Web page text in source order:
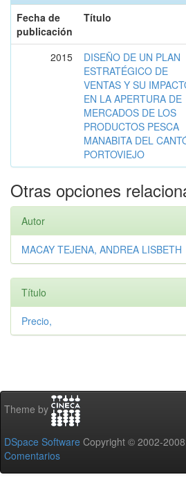
Fecha de
publicación
Título
2015
DISEÑO DE UN PLAN
ESTRATÉGICO DE
VENTAS Y SU
EN LA APERTURA DE
MERCADOS DE LOS
PRODUCTOS PESCA
MANABITA DEL
PORTOVIEJO
Otras opciones
Autor
MACAY TEJENA, ANDREA LISBETH
Título
Precio,
Theme by
DSpace Software Copyright © 2002-2008
Comentarios